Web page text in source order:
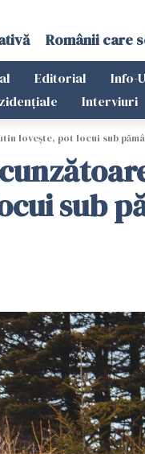
Românii care
Editorial Info-
Interviuri
lovește, pot locui sub
sub